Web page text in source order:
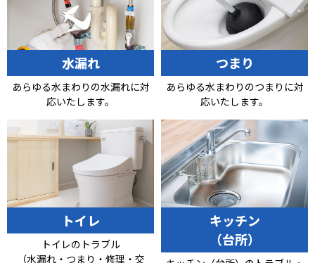
水漏れ
あらゆる水まわりの水漏れに対
応いたします。
つまり
あらゆる水まわりのつまりに対
応いたします。
トイレ
トイレのトラブル
（水漏れ・つまり・修理・交
キッチン
（台所）